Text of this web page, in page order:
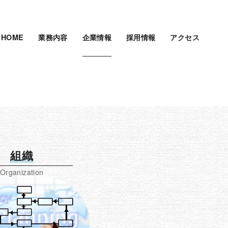
HOME 業務内容 企業情報 採用情報 アクセス
組織